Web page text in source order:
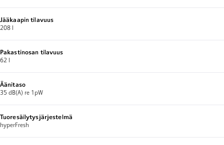
Jääkaapin tilavuus
208 l
Pakastinosan tilavuus
62 l
Äänitaso
35 dB(A) re 1pW
Tuoresäilytysjärjestelmä
hyperFresh